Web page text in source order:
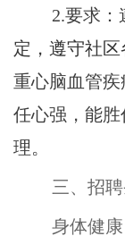
2.要求：
定，遵守社区
重心脑血管
任心强，能
理。
三、招
身体健